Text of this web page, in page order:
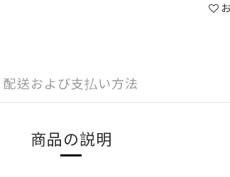
配送および支払い方法
商品の説明